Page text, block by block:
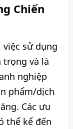
Chiến
sử dụng
trọng và là
nghiệp
phẩm/dịch
Các ưu
thể kể đến